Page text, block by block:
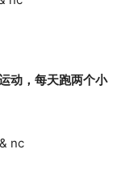
动，每天跑两个小